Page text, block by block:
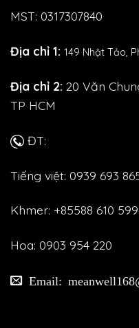
MST: 0317307840
Địa chỉ 1: 149 Nhật Tảo,
Địa chỉ 2: 20 Văn
TP HCM
ĐT:
Tiếng việt: 0939 693
Khmer: +85588 610
Hoa: 0903 954 220
Email: